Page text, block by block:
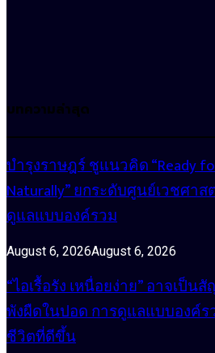
บทความล่าสุด
บำรุงราษฎร์ ชูแนวคิด “Ready
Naturally” ยกระดับศูนย์เวชศา
ดูแลแบบองค์รวม
August 6, 2026August 6, 2026
“ไอเรื้อรัง เหนื่อยง่าย” อาจเป็
พังผืดในปอด การดูแลแบบองค์
ชีวิตที่ดีขึ้น